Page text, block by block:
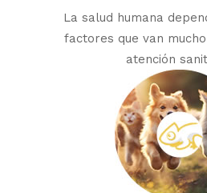
La salud humana
factores que van
atención